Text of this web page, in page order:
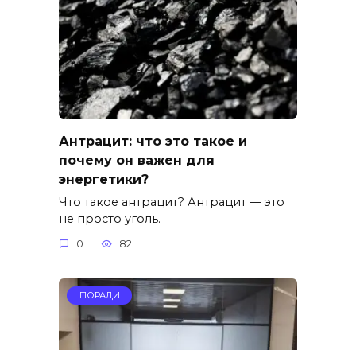
Антрацит: что это такое и
почему он важен для
энергетики?
Что такое антрацит? Антрацит — это
не просто уголь.
0 82
ПОРАДИ